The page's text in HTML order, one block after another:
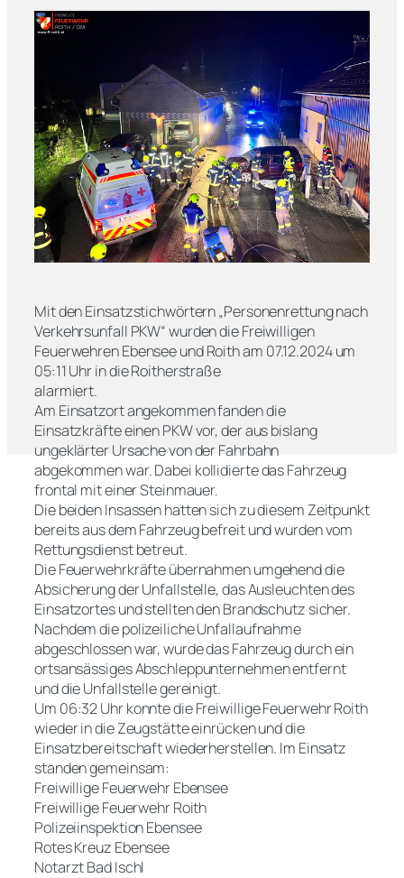
Mit den Einsatzstichwörtern „Personenrettung nach
Verkehrsunfall PKW“ wurden die Freiwilligen
Feuerwehren Ebensee und Roith am 07.12.2024 um
05:11 Uhr in die Roitherstraße
alarmiert.
Am Einsatzort angekommen fanden die
Einsatzkräfte einen PKW vor, der aus bislang
ungeklärter Ursache von der Fahrbahn
abgekommen war. Dabei kollidierte das Fahrzeug
frontal mit einer Steinmauer.
Die beiden Insassen hatten sich zu diesem Zeitpunkt
bereits aus dem Fahrzeug befreit und wurden vom
Rettungsdienst betreut.
Die Feuerwehrkräfte übernahmen umgehend die
Absicherung der Unfallstelle, das Ausleuchten des
Einsatzortes und stellten den Brandschutz sicher.
Nachdem die polizeiliche Unfallaufnahme
abgeschlossen war, wurde das Fahrzeug durch ein
ortsansässiges Abschleppunternehmen entfernt
und die Unfallstelle gereinigt.
Um 06:32 Uhr konnte die Freiwillige Feuerwehr Roith
wieder in die Zeugstätte einrücken und die
Einsatzbereitschaft wiederherstellen. Im Einsatz
standen gemeinsam:
Freiwillige Feuerwehr Ebensee
Freiwillige Feuerwehr Roith
Polizeiinspektion Ebensee
Rotes Kreuz Ebensee
Notarzt Bad Ischl